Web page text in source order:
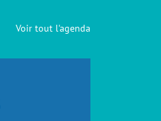
Voir tout l'agenda